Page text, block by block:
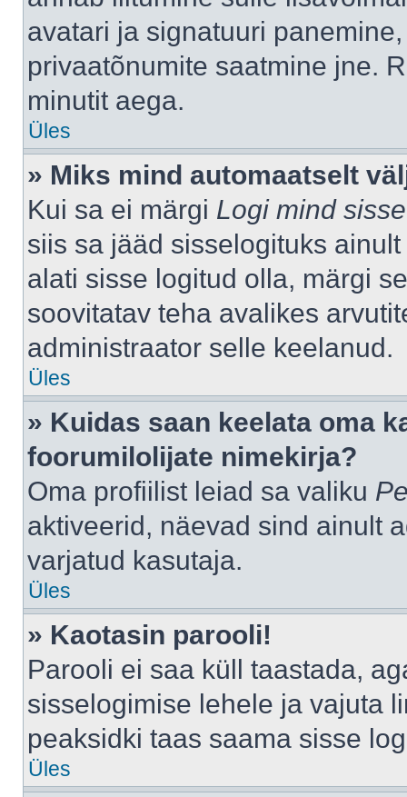
avatari ja signatuuri
privaatõnumite saatmine jne.
minutit aega.
Üles
» Miks mind automaatselt
Kui sa ei märgi Logi mind
siis sa jääd sisselogituks
alati sisse logitud olla, märgi
soovitatav teha avalikes
administraator selle keelanud.
Üles
» Kuidas saan keelata oma
foorumilolijate nimekirja?
Oma profiilist leiad sa valiku
aktiveerid, näevad sind ainult
varjatud kasutaja.
Üles
» Kaotasin parooli!
Parooli ei saa küll taastada,
sisselogimise lehele ja vajuta
peaksidki taas saama sisse
Üles